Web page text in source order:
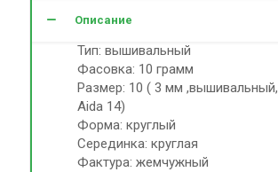
Описание
Тип: вышивальный
Фасовка: 10 грамм
Размер: 10 ( 3 мм
Aida 14)
Форма: круглый
Серединка: круглая
Фактура: жемчужный